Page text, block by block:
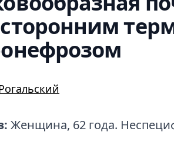
Женщина, 62 года.